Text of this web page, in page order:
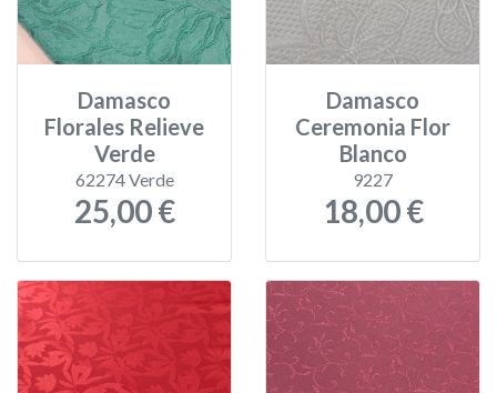
Damasco
Florales Relieve
Verde
62274 Verde
25,00 €
Damasco
Ceremonia Flor
Blanco
9227
18,00 €